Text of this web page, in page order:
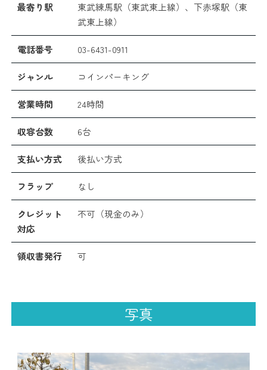
最寄り駅
東武練馬駅（東武東上線）、下赤塚駅（東
武東上線）
電話番号 03-6431-0911
ジャンル コインパーキング
営業時間 24時間
収容台数 6台
支払い方式 後払い方式
フラップ なし
クレジット
対応
不可（現金のみ）
領収書発行 可
写真